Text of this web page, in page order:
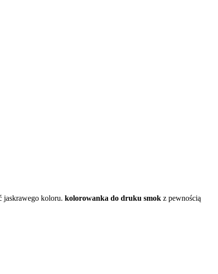
jaskrawego koloru. kolorowanka do druku smok z pewnością